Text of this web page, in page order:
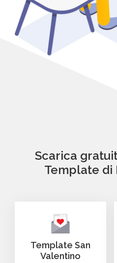
Scarica
Template di
Template San
Valentino